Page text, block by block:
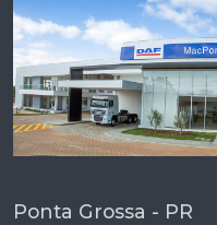
Ponta Grossa - PR